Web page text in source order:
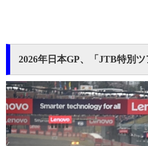
2026年日本GP、「JTB特別